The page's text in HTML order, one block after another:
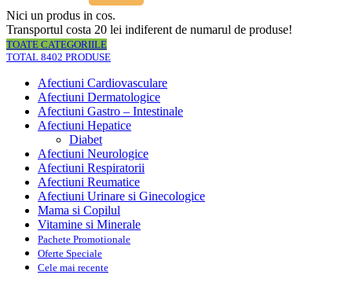
Nici un produs in cos.
Transportul costa 20 lei indiferent de numarul de produse!
TOATE CATEGORIILE
TOTAL 8402 PRODUSE
Afectiuni Cardiovasculare
Afectiuni Dermatologice
Afectiuni Gastro – Intestinale
Afectiuni Hepatice
Diabet
Afectiuni Neurologice
Afectiuni Respiratorii
Afectiuni Reumatice
Afectiuni Urinare si Ginecologice
Mama si Copilul
Vitamine si Minerale
Pachete Promotionale
Oferte Speciale
Cele mai recente